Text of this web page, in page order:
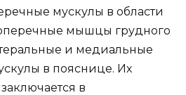
мускулы в области
мышцы грудного
и медиальные
в пояснице. Их
в